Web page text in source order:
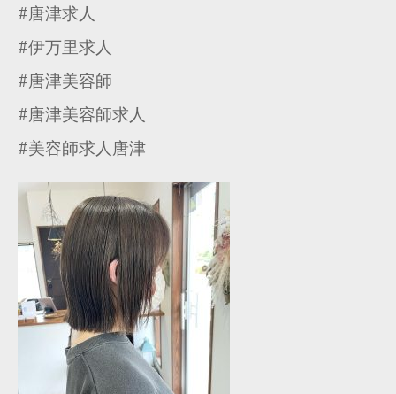
#唐津求人
#伊万里求人
#唐津美容師
#唐津美容師求人
#美容師求人唐津